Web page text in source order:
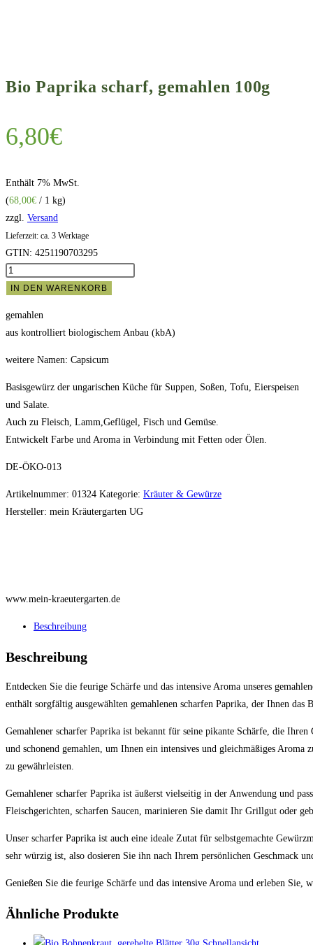
Bio Paprika scharf, gemahlen 100g
6,80€
Enthält 7% MwSt.
(68,00€ / 1 kg)
zzgl. Versand
Lieferzeit: ca. 3 Werktage
GTIN: 4251190703295
Bio
Paprika
gemahlen
Menge
IN DEN WARENKORB
gemahlen
aus kontrolliert biologischem Anbau (kbA)
weitere Namen: Capsicum
Basisgewürz der ungarischen Küche für Suppen, Soßen, Tofu, Eierspeisen
und Salate.
Auch zu Fleisch, Lamm,Geflügel, Fisch und Gemüse.
Entwickelt Farbe und Aroma in Verbindung mit Fetten oder Ölen.
DE-ÖKO-013
Artikelnummer: 01324 Kategorie: Kräuter & Gewürze
Hersteller: mein Kräutergarten UG
www.mein-kraeutergarten.de
Beschreibung
Beschreibung
Entdecken Sie die feurige Schärfe und das intensive Aroma unseres
enthält sorgfältig ausgewählten gemahlenen scharfen Paprika, der Ihnen das
Gemahlener scharfer Paprika ist bekannt für seine pikante Schärfe, die
und schonend gemahlen, um Ihnen ein intensives und gleichmäßiges
zu gewährleisten.
Gemahlener scharfer Paprika ist äußerst vielseitig in der Anwendung und
Fleischgerichten, scharfen Saucen, marinieren Sie damit Ihr Grillgut oder
Unser scharfer Paprika ist auch eine ideale Zutat für selbstgemachte
sehr würzig ist, also dosieren Sie ihn nach Ihrem persönlichen Geschmack
Genießen Sie die feurige Schärfe und das intensive Aroma und erleben
Ähnliche Produkte